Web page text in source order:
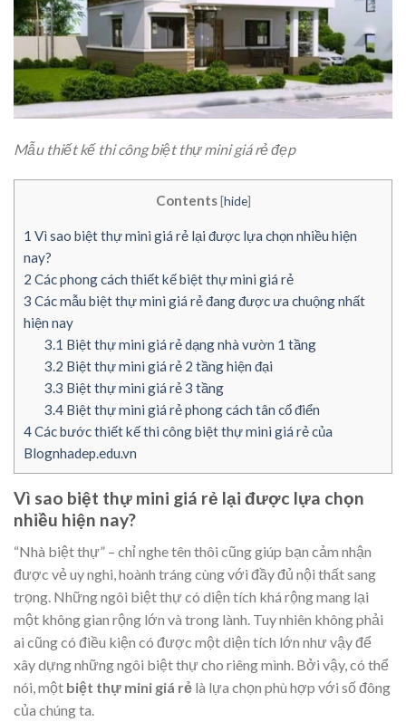
Mẫu thiết kế thi công biệt thự mini giá rẻ đẹp
Contents [hide]
1 Vì sao biệt thự mini giá rẻ lại được lựa chọn nhiều hiện
nay?
2 Các phong cách thiết kế biệt thự mini giá rẻ
3 Các mẫu biệt thự mini giá rẻ đang được ưa chuộng nhất
hiện nay
3.1 Biệt thự mini giá rẻ dạng nhà vườn 1 tầng
3.2 Biệt thự mini giá rẻ 2 tầng hiện đại
3.3 Biệt thự mini giá rẻ 3 tầng
3.4Biệt thự mini giá rẻ phong cách tân cổ điển
4Các bước thiết kế thi công biệt thự mini giá rẻ của
Blognhadep.edu.vn
Vì sao biệt thự mini giá rẻ lại được lựa chọn
nhiều hiện nay?
“Nhà biệt thự” – chỉ nghe tên thôi cũng giúp bạn cảm nhận
được vẻ uy nghi, hoành tráng cùng với đầy đủ nội thất sang
trọng. Những ngôi biệt thự có diện tích khá rộng mang lại
một không gian rộng lớn và trong lành. Tuy nhiên không phải
ai cũng có điều kiện có được một diện tích lớn như vậy để
xây dựng những ngôi biệt thự cho riêng mình. Bởi vậy, có thể
nói, một biệt thự mini giá rẻ là lựa chọn phù hợp với số đông
của chúng ta.